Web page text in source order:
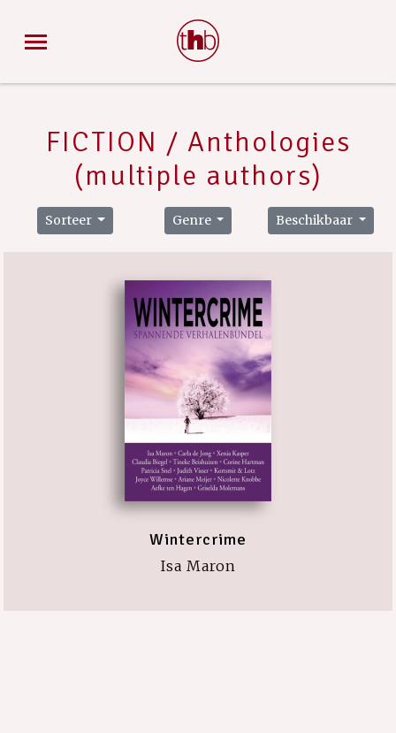
FICTION / Anthologies
(multiple authors)
Sorteer Genre Beschikbaar
Wintercrime
Isa Maron